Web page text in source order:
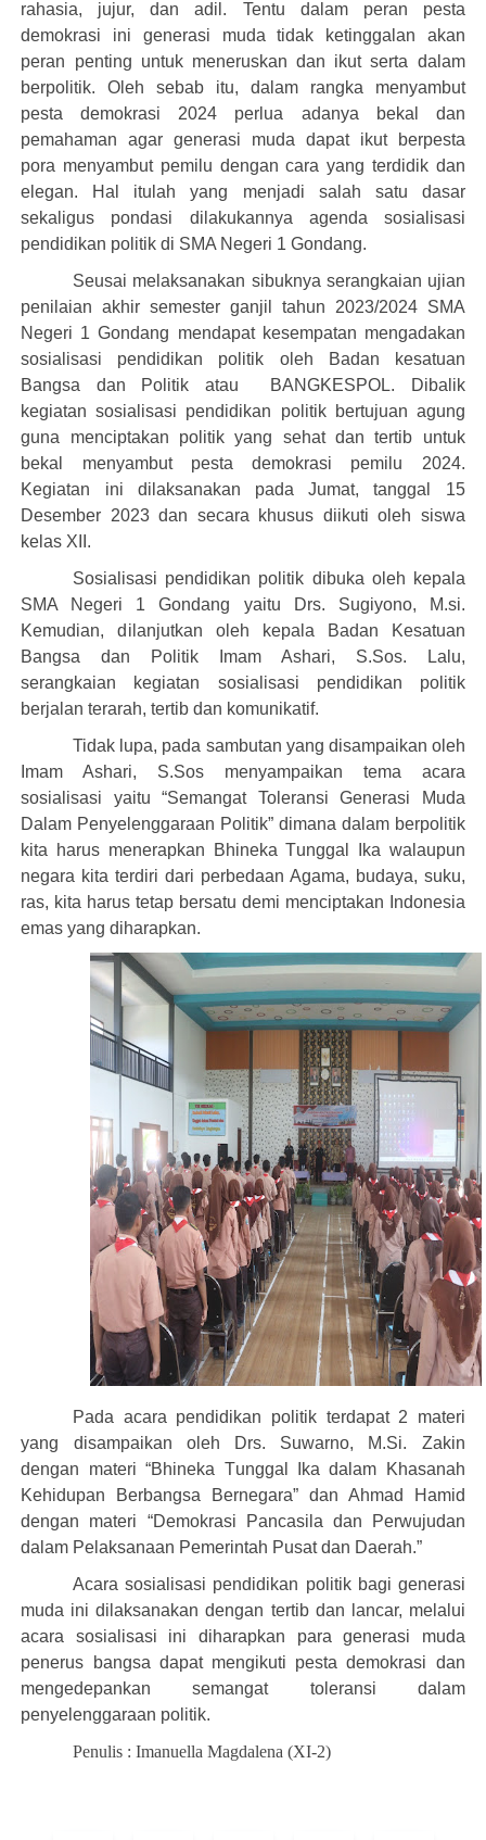
rahasia, jujur, dan adil. Tentu dalam peran pesta
demokrasi ini generasi mudatidak ketinggalan akan
peran penting untuk meneruskan dan ikut serta dalam
berpolitik. Oleh sebab itu, dalam rangka menyambut
pesta demokrasi 2024 perlua adanya bekal dan
pemahaman agar generasi muda dapat ikut berpesta
pora menyambut pemilu dengan cara yang terdidik dan
elegan. Hal itulah yang menjadi salah satu dasar
sekaligus pondasi dilakukannya agenda sosialisasi
pendidikan politik di SMA Negeri 1 Gondang.
Seusai melaksanakan sibuknya serangkaian ujian
penilaian akhir semester ganjil tahun 2023/2024 SMA
Negeri 1 Gondang mendapat kesempatan mengadakan
sosialisasi pendidikan politik oleh Badan kesatuan
Bangsa dan Politik atau BANGKESPOL. Dibalik
kegiatan sosialisasi pendidikan politik bertujuan agung
guna menciptakan politik yang sehat dan tertib untuk
bekal menyambut pesta demokrasi pemilu 2024.
Kegiatan ini dilaksanakan padaJumat, tanggal 15
Desember 2023dan secara khusus diikuti oleh siswa
kelas XII .
Sosialisasi pendidikan politik dibuka oleh kepala
SMA Negeri 1 Gondang yaitu Drs. Sugiyono, M.si.
Kemudian, d ilanjutkan oleh kepala Badan Kesatuan
Bangsa dan Politik Imam Ashari, S.Sos.
Lalu,
serangkaian kegiatan sosialisasi pendidikan politik
berjalan terarah, tertib dan komunikatif.
Tidak lupa, pada sambutan yang disampaikan oleh
Imam Ashari, S.Sos menyampaikan tema acara
sosialisasi yaitu “Semangat Toleransi Generasi Muda
Dalam Penyelenggaraan Politik” dimana dalam berpolitik
kita harus menerapkan BhinekaTunggal
ka walaupun
negara kita terdiri dari perbedaan Agama, budaya, suku,
ras, kita harus tetap bersatu demi menciptakan Indonesia
emas yang diharapkan.
Pada acara pendidikan politik terdapat 2 materi
yang disampaikan oleh Drs. Suwarno, M.Si. Zakin
dengan materi “Bhineka Tunggal
ka dalam Khasanah
Kehidupan Berbangsa Bernegara” dan Ahmad Hamid
dengan materi “Demokrasi Pancasila dan Perwujudan
dalam Pelaksanaan Pemerintah Pusat dan Daerah.”
Acara sosialisasi pendidikan politik bagi generasi
muda ini dilaksanakan dengan tertib dan lancar, melalui
acara sosialisasi ini diharapkan para generasi muda
penerus bangsa dapat mengikuti pesta demokrasi dan
mengedepankan semangat toleransi dalam
penyelenggaraan politik.
Penulis : Imanuella Magdalena (XI-2)
Nama